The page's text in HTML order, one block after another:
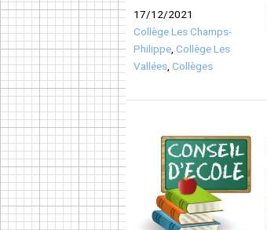
17/12/2021
Collège Les Champs-
Philippe Collège Les
Vallées Collèges